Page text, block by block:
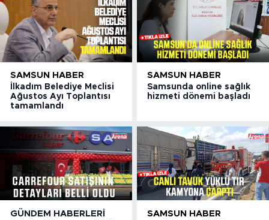
SAMSUN HABER
İlkadım Belediye Meclisi
Ağustos Ayı Toplantısı
tamamlandı
SAMSUN HABER
Samsunda online sağlık
hizmeti dönemi başladı
GÜNDEM HABERLERI SAMSUN HABER